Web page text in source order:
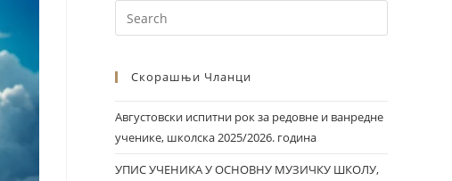
Скорашњи Чланци
Августовски испитни рок за редовне и ванредне
ученике, школска 2025/2026. година
УПИС УЧЕНИКА У ОСНОВНУ МУЗИЧКУ ШКОЛУ,